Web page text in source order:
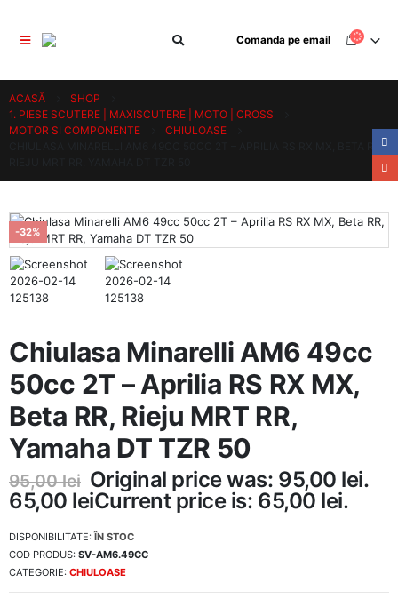
Comanda pe email
ACASĂ
SHOP
1. PIESE SCUTERE | MAXISCUTERE | MOTO | CROSS
MOTOR SI COMPONENTE
CHIULOASE
CHIULASA MINARELLI AM6 49CC 50CC 2T – APRILIA RS RX MX, BETA RR,
-32%
Chiulasa Minarelli AM6 49cc
50cc 2T – Aprilia RS RX MX,
Beta RR, Rieju MRT RR,
Yamaha DT TZR 50
95,00lei Original price was: 95,00 lei.
65,00 leiCurrent price is: 65,00 lei.
DISPONIBILITATE: ÎN STOC
COD PRODUS: SV-AM6.49CC
CATEGORIE: CHIULOASE